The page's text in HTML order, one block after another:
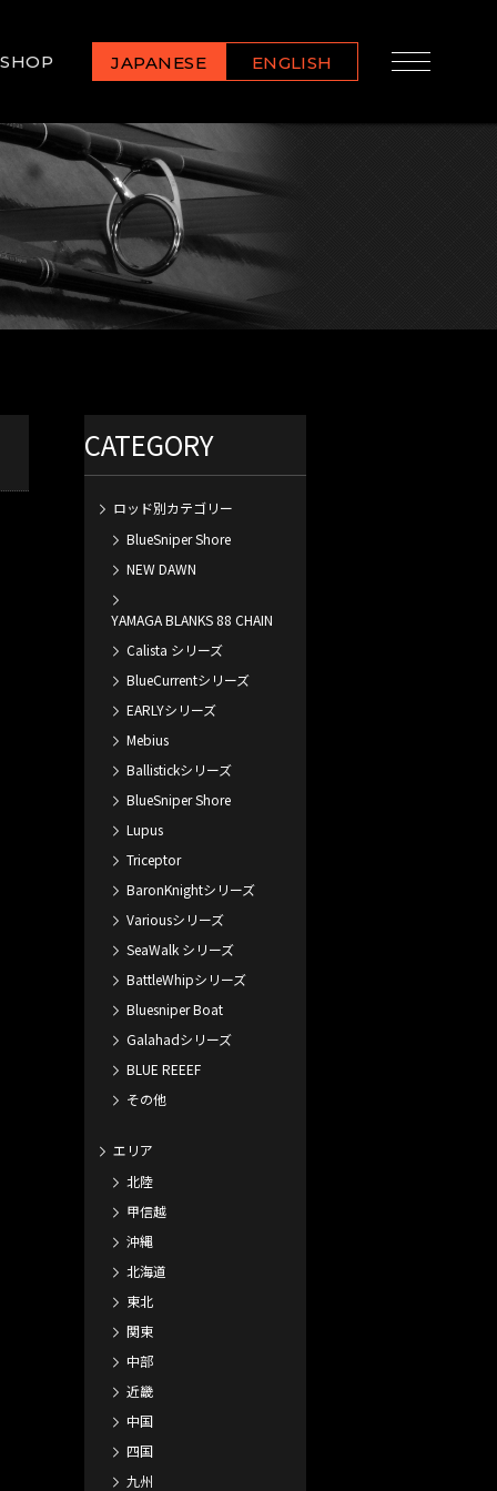
SHOP JAPANESE ENGLISH
CATEGORY
ロッド別カテゴリー
BlueSniper Shore
NEW DAWN
YAMAGA BLANKS 88 CHAIN
Calista シリーズ
BlueCurrentシリーズ
EARLYシリーズ
Mebius
Ballistickシリーズ
BlueSniper Shore
Lupus
Triceptor
BaronKnightシリーズ
Variousシリーズ
SeaWalk シリーズ
BattleWhipシリーズ
Bluesniper Boat
Galahadシリーズ
BLUE REEEF
その他
エリア
北陸
甲信越
沖縄
北海道
東北
関東
中部
近畿
中国
四国
九州